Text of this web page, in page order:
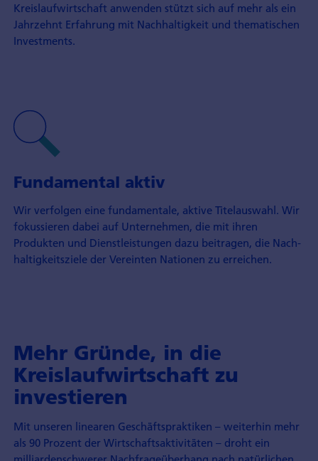
Kreislaufwirtschaft anwenden stützt sich auf mehr als ein
Jahrzehnt Erfahrung mit Nachhaltigkeit und thematischen
Investments.
Fundamental aktiv
Wir verfolgen eine fundamentale, aktive Titel­auswahl. Wir
fokussieren dabei auf Unter­nehmen, die mit ihren
Produkten und Dienst­leistungen dazu beitragen, die Nach­
haltigkeitsziele der Vereinten Nationen zu erreichen.
Mehr Gründe, in die
Kreislauf­wirtschaft zu
investieren
Mit unseren linearen Geschäfts­praktiken – weiterhin mehr
als 90 Prozent der Wirtschafts­aktivitäten – droht ein